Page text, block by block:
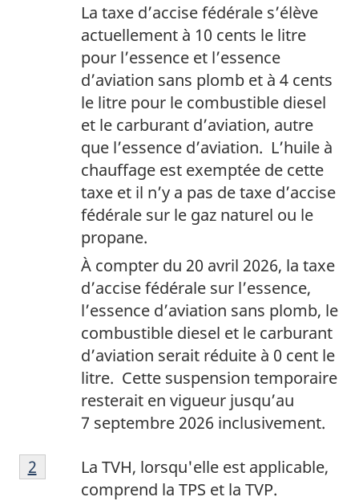
La taxe d’accise fédérale s’élève
actuellement à 10 cents le litre
pour l’essence et l’essence
d’aviation sans plomb et à 4 cents
le litre pour le combustible diesel
et le carburant d’aviation, autre
que l’essence d’aviation. L’huile à
chauffage est exemptée de cette
taxe et il n’y a pas de taxe d’accise
fédérale sur le gaz naturel ou le
propane.
À compter du 20 avril 2026, la taxe
d’accise fédérale sur l’essence,
l’essence d’aviation sans plomb, le
combustible diesel et le carburant
d’aviation serait réduite à 0 cent le
litre. Cette suspension temporaire
resterait en vigueur jusqu’au
7 septembre 2026 inclusivement.
Note
de
La TVH, lorsqu'elle est applicable,
comprend la TPS et la TVP.
Return to footnote
2 referrer